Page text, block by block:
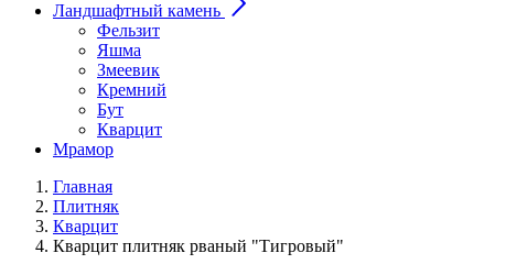
Ландшафтный камень
Фельзит
Яшма
Змеевик
Кремний
Бут
Кварцит
Мрамор
Главная
Плитняк
Кварцит
Кварцит плитняк рваный "Тигровый"